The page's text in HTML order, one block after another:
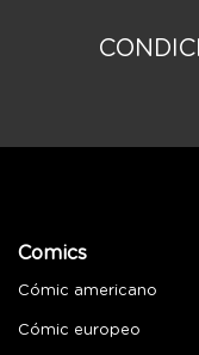
Comics
Cómic americano
Cómic europeo